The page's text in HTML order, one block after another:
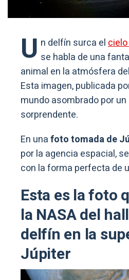
U n delfín surca el
se habla de una
animal en la atmósfera
Esta imagen, publicada
mundo asombrado por
sorprendente.
En unafoto tomada de
por la agencia espacial,
con la forma perfecta de
Esta es la foto
la NASA del
delfín en la
Júpiter